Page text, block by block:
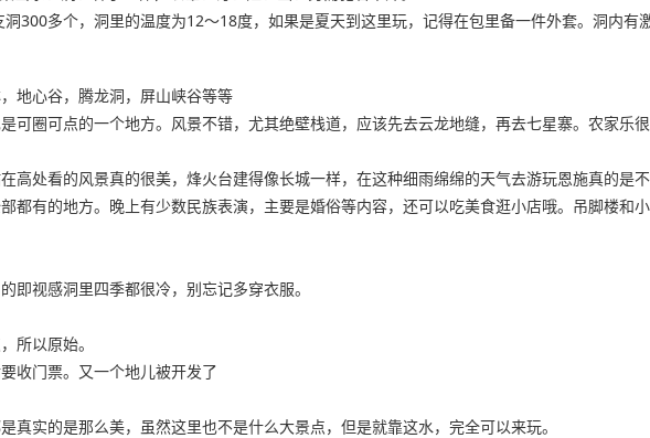
300多个，洞里的温度为12～18度，如果是夏天到这里玩，记得在包里备一件外套。洞内有
地心谷，腾龙洞，屏山峡谷等等
可圈可点的一个地方。风景不错，尤其绝壁栈道，应该先去云龙地缝，再去七星寨。农家乐
处看的风景真的很美，烽火台建得像长城一样，在这种细雨绵绵的天气去游玩恩施真的是不
都有的地方。晚上有少数民族表演，主要是婚俗等内容，还可以吃美食逛小店哦。吊脚楼和
视感洞里四季都很冷，别忘记多穿衣服。
所以原始。
收门票。又一个地儿被开发了
实的是那么美，虽然这里也不是什么大景点，但是就靠这水，完全可以来玩。